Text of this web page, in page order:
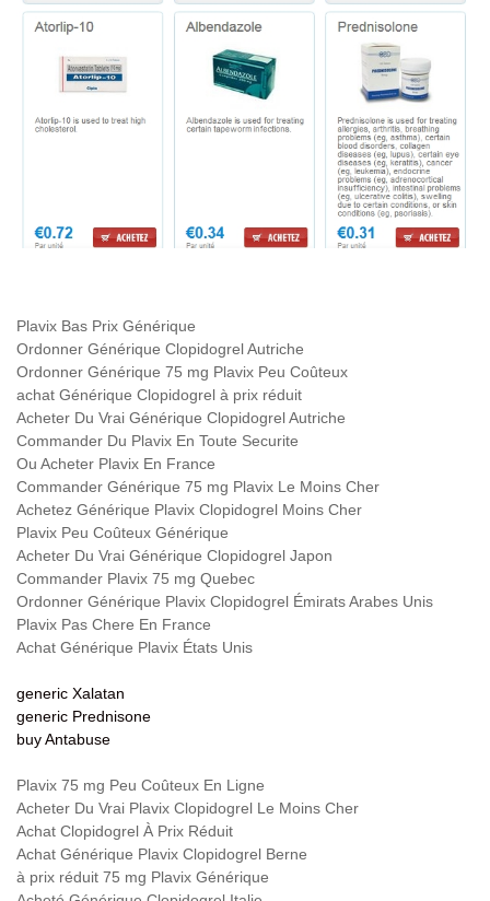
Plavix Bas Prix Générique
Ordonner Générique Clopidogrel Autriche
Ordonner Générique 75 mg Plavix Peu Coûteux
achat Générique Clopidogrel à prix réduit
Acheter Du Vrai Générique Clopidogrel Autriche
Commander Du Plavix En Toute Securite
Ou Acheter Plavix En France
Commander Générique 75 mg Plavix Le Moins Cher
Achetez Générique Plavix Clopidogrel Moins Cher
Plavix Peu Coûteux Générique
Acheter Du Vrai Générique Clopidogrel Japon
Commander Plavix 75 mg Quebec
Ordonner Générique Plavix Clopidogrel Émirats Arabes Unis
Plavix Pas Chere En France
Achat Générique Plavix États Unis
generic Xalatan
generic Prednisone
buy Antabuse
Plavix 75 mg Peu Coûteux En Ligne
Acheter Du Vrai Plavix Clopidogrel Le Moins Cher
Achat Clopidogrel À Prix Réduit
Achat Générique Plavix Clopidogrel Berne
à prix réduit 75 mg Plavix Générique